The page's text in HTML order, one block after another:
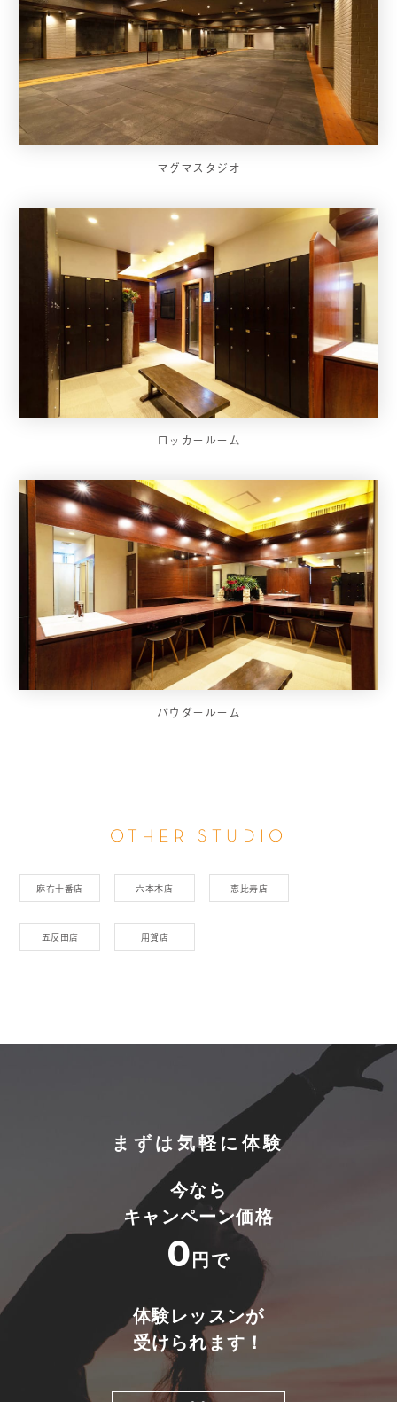
マグマスタジオ
ロッカールーム
パウダールーム
OTHER STUDIO
麻布十番店 六本木店 恵比寿店
五反田店 用賀店
まずは気軽に体験
今なら
キャンペーン価格
0 円で
体験レッスンが
受けられます！